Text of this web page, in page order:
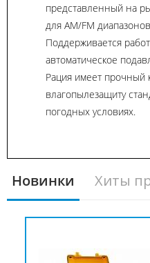
представленный на
для AM/FM
Поддерживается
автоматическое
Рация имеет прочный
влагопылезащиту
погодных условиях.
Новинки Хиты